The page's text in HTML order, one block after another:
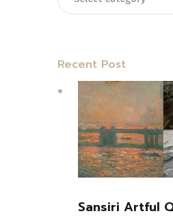
Recent Post
Sansiri Artful